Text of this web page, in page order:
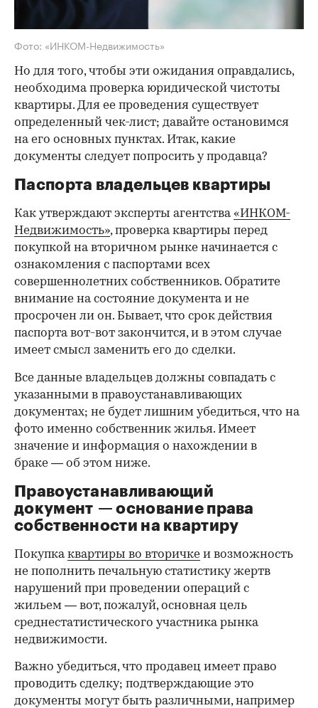
Фото: «ИНКОМ-Недвижимость»
Но для того, чтобы эти ожидания оправдались,
необходима проверка юридической чистоты
квартиры. Для ее проведения существует
определенный чек-лист; давайте остановимся
на его основных пунктах. Итак, какие
документы следует попросить у продавца?
Паспорта владельцев квартиры
Как утверждают эксперты агентства«ИНКОМ-
Недвижимость», проверка квартиры перед
покупкой на вторичном рынке начинается с
ознакомления с паспортами всех
совершеннолетних собственников. Обратите
внимание на состояние документа и не
просрочен ли он. Бывает, что срок действия
паспорта вот-вот закончится, и в этом случае
имеет смысл заменить его до сделки.
00:00 / 00:00
Все данные владельцев должны совпадать с
указанными в правоустанавливающих
документах; не будет лишним убедиться, что на
фото именно собственник жилья. Имеет
значение и информация о нахождении в
браке — об этом ниже.
Правоустанавливающий
документ — основание права
собственности на квартиру
Покупкаквартиры во вторичке и возможность
не пополнить печальную статистику жертв
нарушений при проведении операций с
жильем — вот, пожалуй, основная цель
среднестатистического участника рынка
недвижимости.
Важно убедиться, что продавец имеет право
проводить сделку; подтверждающие это
документы могут быть различными, например